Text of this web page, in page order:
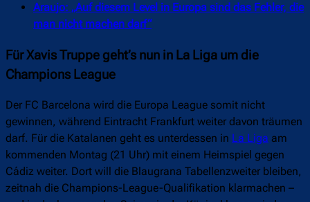
Araujo: „Auf diesem Level in Europa sind das Fehler, die
man nicht machen darf“
Für Xavis Truppe geht’s nun in La Liga um die
Champions League
Der FC Barcelona wird die Europa League somit nicht
gewinnen, während Eintracht Frankfurt weiter davon träumen
darf. Für die Katalanen geht es unterdessen in La Liga am
kommenden Montag (21 Uhr) mit einem Heimspiel gegen
Cádiz weiter. Dort will die Blaugrana Tabellenzweiter bleiben,
zeitnah die Champions-League-Qualifikation klarmachen –